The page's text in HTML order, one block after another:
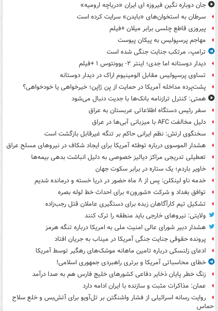
جان دوباره نگین فیروزه ای ایران «دریاچه ارومیه»
سرطان به استخوان‌های «بایدن» سرایت کرده است
پیروزی قاطع چلسی برابر میلان +فیلم
مهاجم پرسپولیس به پیکان پیوست
ترامپ، مرتکب جنایت جنگی شده است
دیدار دوستانه اما جدی؛ اینتر ۲- یوونتوس ۱ +فیلم
تساوی پرسپولیس مقابل الومینیوم اراک در دیدار دوستانه
پشت‌پرده مداخله آمریکا در حمایت از یِن ژاپن؛ خیرخواهی یا خودخواهی؟
همتی: کنترل ترازنامه بانک‌ها با جدیت دنبال می‌شود
سفر رئیس دستگاه اطلاعاتی عربستان به عراق
دلیل مخالفت AFC با میزبانی آبی‌ها در عراق
سخنگوی ارتش: نظم ایرانی حاکم بر تنگه غیرقابل بازگشت است
هشدار الموسوی درباره توطئه آمریکا برای ایجاد شکاف در نیروهای مسلح عراق
تعطیلی تدریجی مراکز دیالیز خصوصی به دلیل انباشت بدهی بیمه‌ها
خاویر باردم؛ یک ستاره در برابر سکوت جهان
خدمه ناو لینکلن: پس از ۸ ماه حضور در دریا خسته و درمانده‌ شدیم
توافق بغداد و شرکت «شورون» برای احداث خط لوله بصره
تشکیل تیم کارآگاهان زبده برای دستگیری عاملان قتل رجب‌زاده
ولایتی: نیروهای خارجی باید منطقه را ترک کنند
هشدار دبیر شورای عالی امنیت ملی به امریکا درباره تنگه هرمز
پرونده حقوقی جنایت جنگی آمریکا در میناب به جریان افتاد
ادعای زلنسکی درباره تامین ماهانه موشک‌های رهگیر توسط آمریکا
خطای محاسباتی آمریکا و برتری راهبردی جمهوری اسلامی!
زنگ خطر پایان ذخایر دفاعی کشورهای خلیج فارس هم به صدا درآمد
عمان: مذاکرات مثبت و سازنده با ایران ادامه دارد
روایت رسانه اسرائیلی از فشار واشنگتن بر تل‌آویو برای آتش‌بس و خلع سلاح
حماس